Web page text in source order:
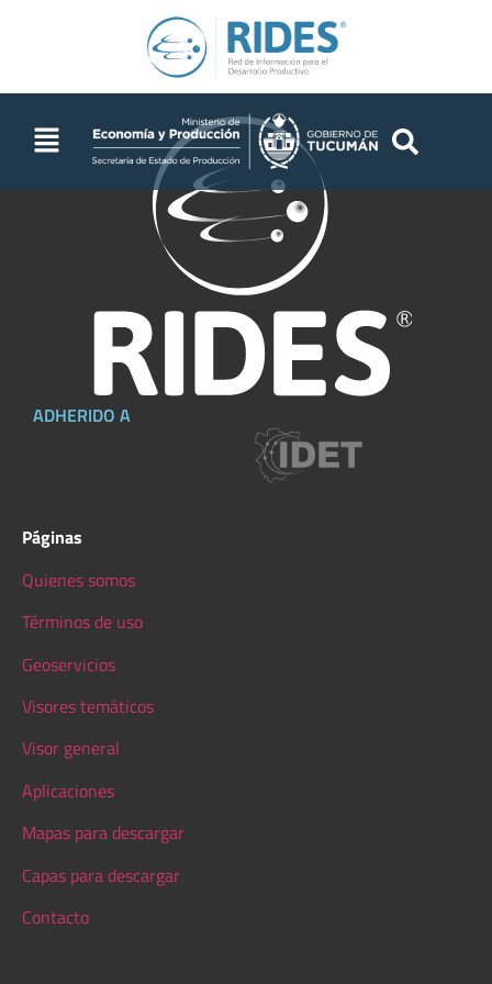
ADHERIDO A
Páginas
Quienes somos
Términos de uso
Geoservicios
Visores temáticos
Visor general
Aplicaciones
Mapas para descargar
Capas para descargar
Contacto